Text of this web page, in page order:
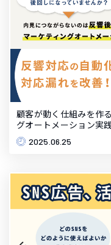
顧客が動く仕組みを作
グオートメーション実
2025.06.25